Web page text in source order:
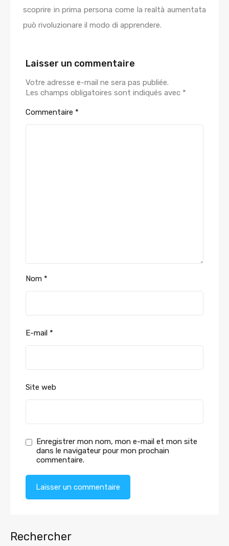
scoprire in prima persona come la realtà aumentata
può rivoluzionare il modo di apprendere.
Laisser un commentaire
Votre adresse e-mail ne sera pas publiée.
Les champs obligatoires sont indiqués avec *
Commentaire *
Nom *
E-mail *
Site web
Enregistrer mon nom, mon e-mail et mon site
dans le navigateur pour mon prochain
commentaire.
Rechercher